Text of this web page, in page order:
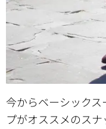
今からベーシック
プがオススメのスナ